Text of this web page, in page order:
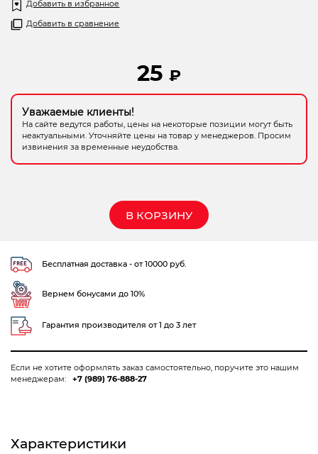
Добавить в избранное
Добавить в сравнение
25 ₽
Уважаемые клиенты!
На сайте ведутся работы, цены на некоторые позиции могут быть
неактуальными. Уточняйте цены на товар у менеджеров. Просим
извинения за временные неудобства.
В КОРЗИНУ
Бесплатная доставка - от 10000 руб.
Вернем бонусами до 10%
Гарантия производителя от 1 до 3 лет
Если не хотите оформлять заказ самостоятельно, поручите это нашим
менеджерам:
+7 (989) 76-888-27
Характеристики